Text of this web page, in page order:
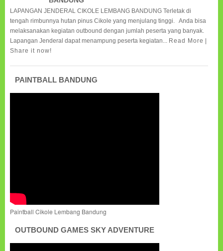
LAPANGAN JENDERAL CIKOLE LEMBANG BANDUNG Terletak di
tengah rimbunnya hutan pinus Cikole yang menjulang tinggi. Anda bisa
melaksanakan kegiatan outbound dengan jumlah peserta yang banyak.
Lapangan Jenderal dapat menampung peserta kegiatan... Read More
Share it now!
PAINTBALL BANDUNG
Paintball Cikole Lembang Bandung
OUTBOUND GAMES SKY ADVENTURE